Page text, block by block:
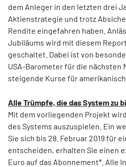
dem Anleger in den letzten drei
Aktienstrategie und trotz
Rendite eingefahren haben.
Jubiläums wird mit diesem
geschaltet. Dabei ist von
USA-Barometer für die nächsten
steigende Kurse für
Alle Trümpfe, die das System zu
Mit dem vorliegenden Projekt
des Systems auszuspielen. Ein
Sie sich bis 28. Februar 2019 für
entscheiden, erhalten Sie einen
Euro auf das Abonnement*. Alle